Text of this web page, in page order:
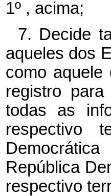
1º , acima;
7. Decide
aqueles dos
como aquele
registro
todas as
respectivo
República
respectivo